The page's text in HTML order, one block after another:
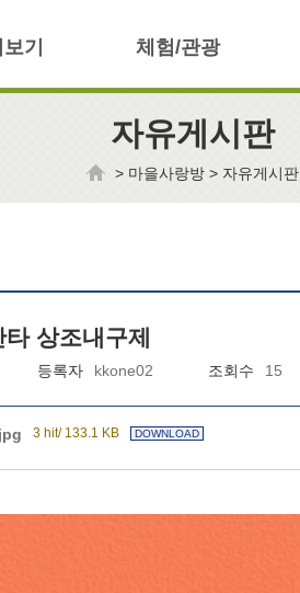
기 체험/관광
자유게시판
> 마을사랑방 > 자유게시판
상조내구제
등록자 kkone02 조회수 15
3 hit/ 133.1 KB DOWNLOAD